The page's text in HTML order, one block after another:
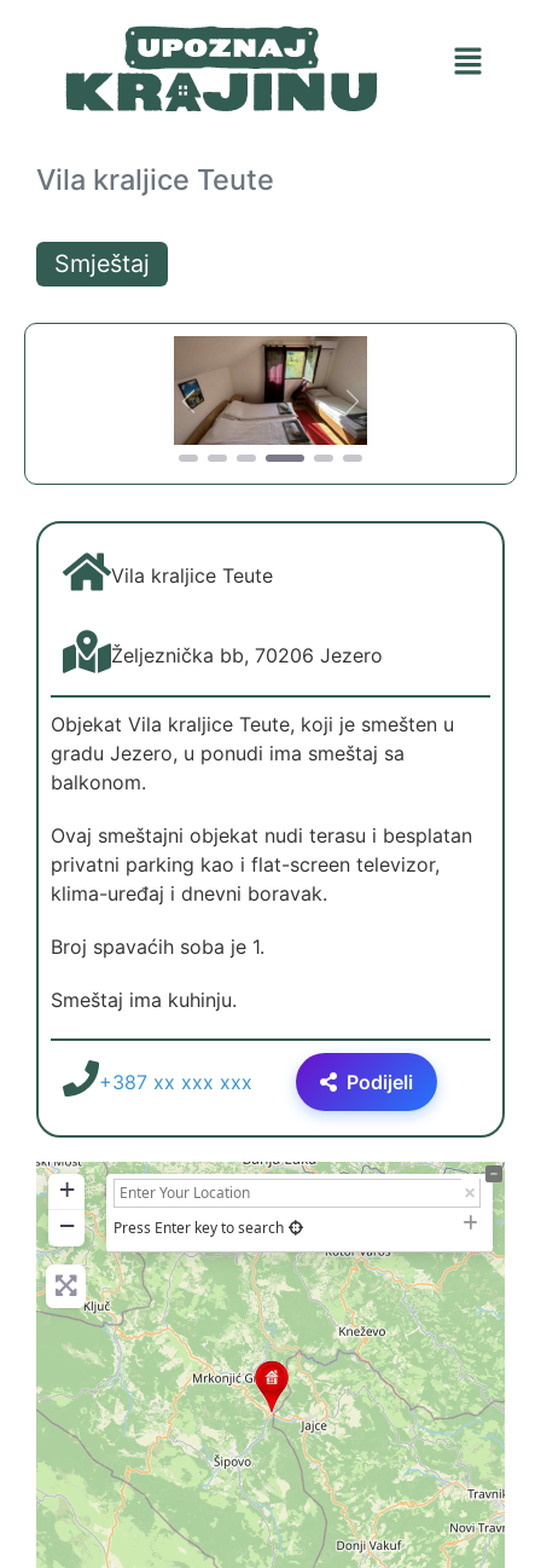
Vila kraljice Teute
Smještaj
Previous Next
Vila kraljice Teute
Željeznička bb, 70206 Jezero
Objekat Vila kraljice Teute, koji je smešten u
gradu Jezero, u ponudi ima smeštaj sa
balkonom.
Ovaj smeštajni objekat nudi terasu i besplatan
privatni parking kao i flat-screen televizor,
klima-uređaj i dnevni boravak.
Broj spavaćih soba je 1.
Smeštaj ima kuhinju.
+387 xx xxx xxx Podijeli
+
−
Press Enter key to search